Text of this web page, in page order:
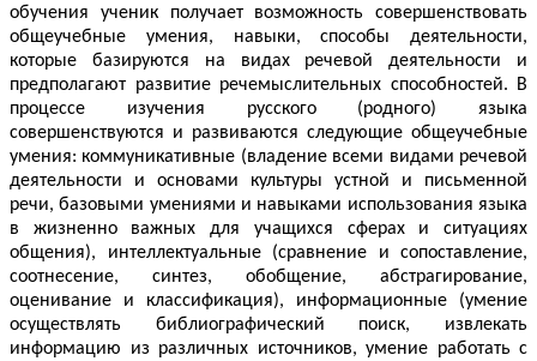
обучения ученик получает возможность совершенствовать
общеучебные умения, навыки, способы деятельности,
которые базируются на видах речевой деятельности и
предполагают развитие речемыслительных способностей. В
процессе изучения русского (родного) языка
совершенствуются и развиваются следующие общеучебные
умения: коммуникативные (владение всеми видами речевой
деятельности и основами культуры устной и письменной
речи, базовыми умениями и навыками использования языка
в жизненно важных для учащихся сферах и ситуациях
общения), интеллектуальные (сравнение и сопоставление,
соотнесение, синтез, обобщение, абстрагирование,
оценивание и классификация), информационные (умение
осуществлять библиографический поиск, извлекать
информацию из различных источников, умение работать с